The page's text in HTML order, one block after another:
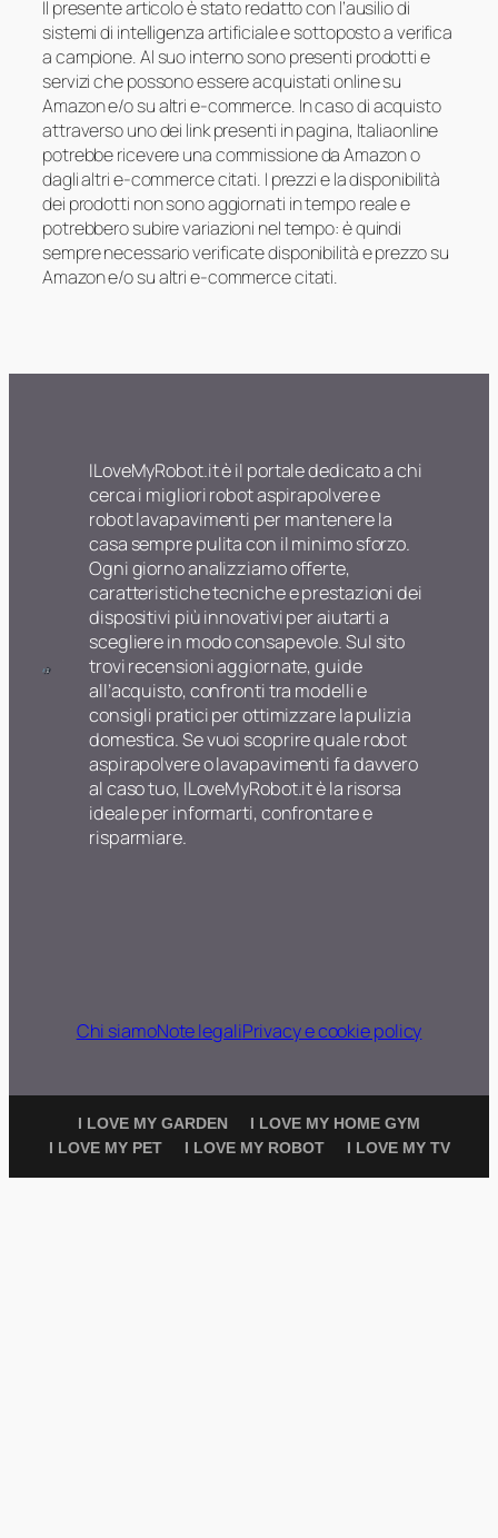
Il presente articolo è stato redatto con l’ausilio di
sistemi di intelligenza artificiale e sottoposto a verifica
a campione. Al suo interno sono presenti prodotti e
servizi che possono essere acquistati online su
Amazon e/o su altri e-commerce. In caso di acquisto
attraverso uno dei link presenti in pagina, Italiaonline
potrebbe ricevere una commissione da Amazon o
dagli altri e-commerce citati. I prezzi e la disponibilità
dei prodotti non sono aggiornati in tempo reale e
potrebbero subire variazioni nel tempo: è quindi
sempre necessario verificate disponibilità e prezzo su
Amazon e/o su altri e-commerce citati.
ILoveMyRobot.it è il portale dedicato a chi
cerca i migliori robot aspirapolvere e
robot lavapavimenti per mantenere la
casa sempre pulita con il minimo sforzo.
Ogni giorno analizziamo offerte,
caratteristiche tecniche e prestazioni dei
dispositivi più innovativi per aiutarti a
scegliere in modo consapevole. Sul sito
trovi recensioni aggiornate, guide
all’acquisto, confronti tra modelli e
consigli pratici per ottimizzare la pulizia
domestica. Se vuoi scoprire quale robot
aspirapolvere o lavapavimenti fa davvero
al caso tuo, ILoveMyRobot.it è la risorsa
ideale per informarti, confrontare e
risparmiare.
Chi siamoNote legaliPrivacy e cookie policy
I LOVE MY GARDEN
I LOVE MY HOME GYM
I LOVE MY PET
I LOVE MY ROBOT I LOVE MY TV